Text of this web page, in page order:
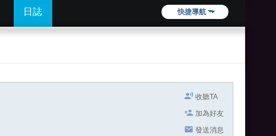
快捷導航
日誌
收聽TA
加為好友
發送消息